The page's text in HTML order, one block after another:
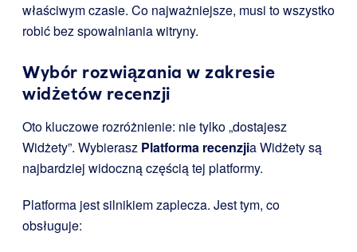
właściwym czasie. Co najważniejsze, musi to wszystko
robić bez spowalniania witryny.
Wybór rozwiązania w zakresie
widżetów recenzji
Oto kluczowe rozróżnienie: nie tylko „dostajesz
Widżety”. Wybierasz Platforma recenzjia Widżety są
najbardziej widoczną częścią tej platformy.
Platforma jest silnikiem zaplecza. Jest tym, co
obsługuje: